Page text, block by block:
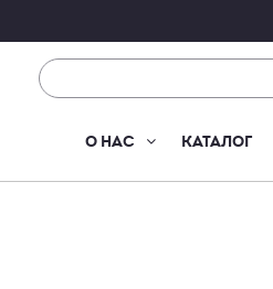
О НАС КАТАЛОГ